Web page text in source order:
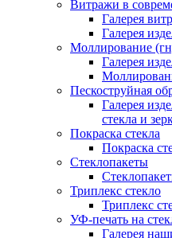
Витражи в
Галерея
Галерея
Моллирование
Галерея
Пескоструйная
Галерея
стекла и
Покраска стекла
Покраска
Стеклопакеты
Триплекс стекло
Триплекс
УФ-печать на
Галерея